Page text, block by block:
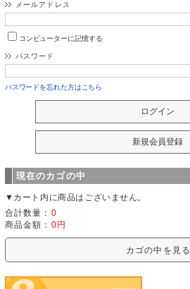
メールアドレス
コンピューターに記憶する
パスワード
パスワードを忘れた方はこちら
現在のカゴの中
▼カート内に商品はございません。
合計数量： 0
商品金額： 0円
カゴの中を見る